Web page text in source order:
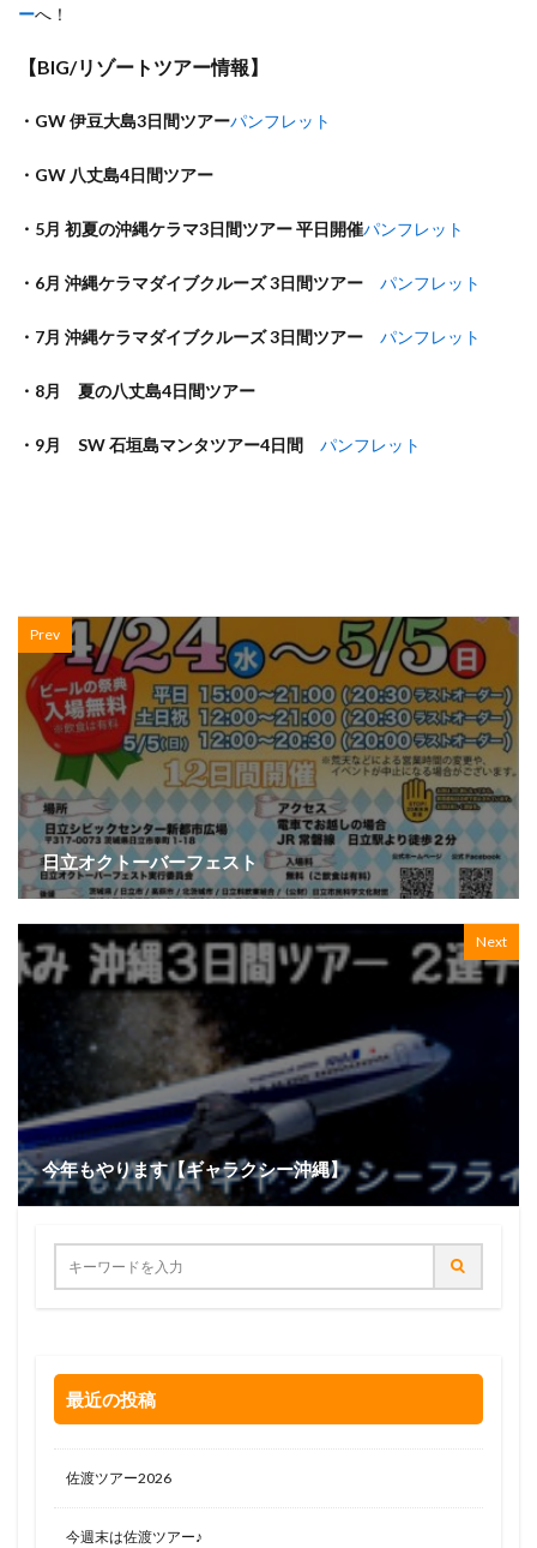
ーへ！
【BIG/リゾートツアー情報】
・GW 伊豆大島3日間ツアーパンフレット
・GW 八丈島4日間ツアー
・5月 初夏の沖縄ケラマ3日間ツアー 平日開催パンフレット
・6月 沖縄ケラマダイブクルーズ 3日間ツアー パンフレット
・7月 沖縄ケラマダイブクルーズ 3日間ツアー パンフレット
・8月 夏の八丈島4日間ツアー
・9月 SW 石垣島マンタツアー4日間 パンフレット
Prev
日立オクトーバーフェスト
Next
今年もやります【ギャラクシー沖縄】
最近の投稿
佐渡ツアー2026
今週末は佐渡ツアー♪